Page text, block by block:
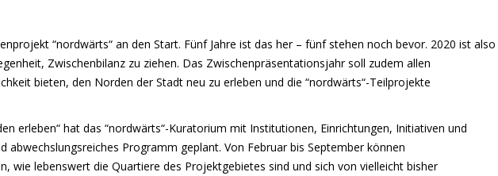
“nordwärts“ an den Start. Fünf Jahre ist das her – fünf stehen noch bevor. 2020 ist also
Zwischenbilanz zu ziehen. Das Zwischenpräsentationsjahr soll zudem allen
bieten, den Norden der Stadt neu zu erleben und die “nordwärts“-Teilprojekte
erleben“ hat das “nordwärts“-Kuratorium mit Institutionen, Einrichtungen, Initiativen und
abwechslungsreiches Programm geplant. Von Februar bis September können
wie lebenswert die Quartiere des Projektgebietes sind und sich von vielleicht bisher